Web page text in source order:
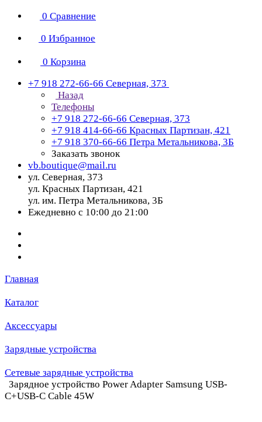
0 Сравнение
0 Избранное
0 Корзина
+7 918 272-66-66 Северная, 373
Назад
Телефоны
+7 918 272-66-66 Северная, 373
+7 918 414-66-66 Красных Партизан, 421
+7 918 370-66-66 Петра Метальникова, 3Б
Заказать звонок
vb.boutique@mail.ru
ул. Северная, 373
ул. Красных Партизан, 421
ул. им. Петра Метальникова, 3Б
Ежедневно с 10:00 до 21:00
Главная
Каталог
Аксессуары
Зарядные устройства
Сетевые зарядные устройства
Зарядное устройство Power Adapter Samsung USB-
C+USB-C Cable 45W